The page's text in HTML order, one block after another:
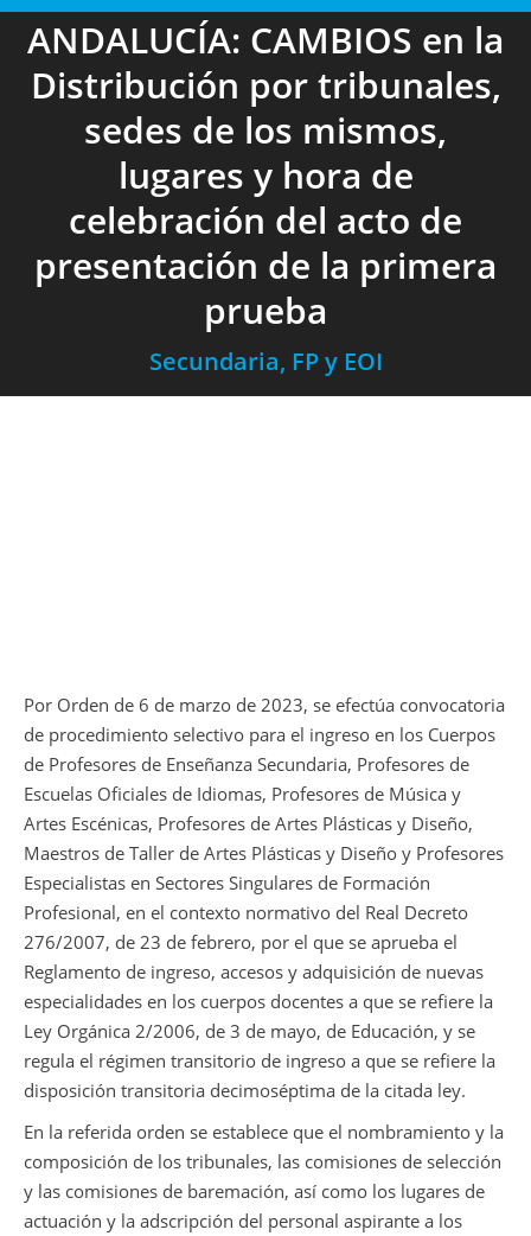
ANDALUCÍA: CAMBIOS en la
Distribución por tribunales,
sedes de los mismos,
lugares y hora de
celebración del acto de
presentación de la primera
prueba
Secundaria, FP y EOI
Por Orden de 6 de marzo de 2023, se efectúa convocatoria
de procedimiento selectivo para el ingreso en los Cuerpos
de Profesores de Enseñanza Secundaria, Profesores de
Escuelas Oficiales de Idiomas, Profesores de Música y
Artes Escénicas, Profesores de Artes Plásticas y Diseño,
Maestros de Taller de Artes Plásticas y Diseño y Profesores
Especialistas en Sectores Singulares de Formación
Profesional, en el contexto normativo del Real Decreto
276/2007, de 23 de febrero, por el que se aprueba el
Reglamento de ingreso, accesos y adquisición de nuevas
especialidades en los cuerpos docentes a que se refiere la
Ley Orgánica 2/2006, de 3 de mayo, de Educación, y se
regula el régimen transitorio de ingreso a que se refiere la
disposición transitoria decimoséptima de la citada ley.
En la referida orden se establece que el nombramiento y la
composición de los tribunales, las comisiones de selección
y las comisiones de baremación, así como los lugares de
actuación y la adscripción del personal aspirante a los